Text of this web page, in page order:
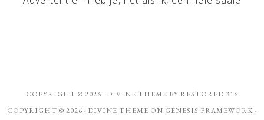
COPYRIGHT © 2026 · DIVINE THEME BY RESTORED 316
COPYRIGHT © 2026 · DIVINE THEME ON GENESIS FRAMEWORK ·